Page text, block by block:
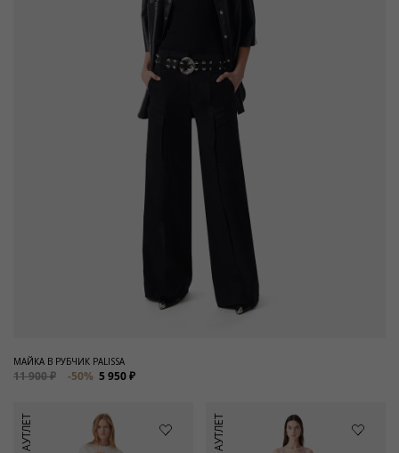
МАЙКА В РУБЧИК PALISSA
11 900 ₽ -50% 5 950 ₽
АУТЛЕТ АУТЛЕТ